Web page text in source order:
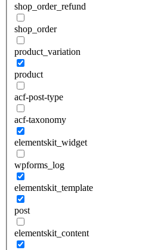
shop_order_refund
shop_order
product_variation
product
acf-post-type
acf-taxonomy
elementskit_widget
wpforms_log
elementskit_template
post
elementskit_content